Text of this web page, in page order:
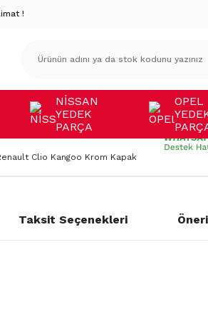
!
NİSSAN
YEDEK
PARÇA
OPEL
Clio Kangoo Krom Kapak
Taksit Seçenekleri